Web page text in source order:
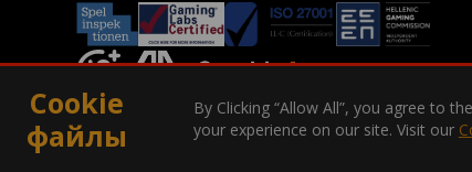
COPYRIGHT © 2026. ВСЕ ПРАВА ЗАЩИЩЕНЫ
Cookie
файлы
By Clicking “Allow All”, you agree to
your experience on our site. Visit our